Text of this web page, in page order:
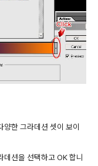
양한 그라데션 셋이 보이
데션을 선택하고 OK 합니